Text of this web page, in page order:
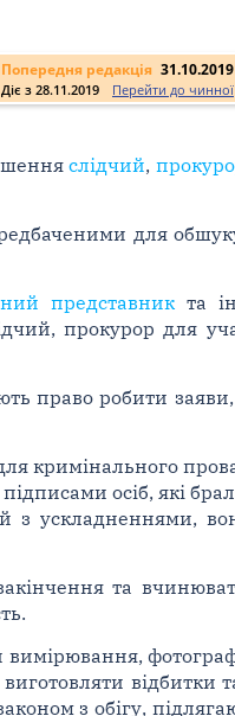
Попередня редакція 31.10.2019
Діє з 28.11.2019 Перейти до чинної